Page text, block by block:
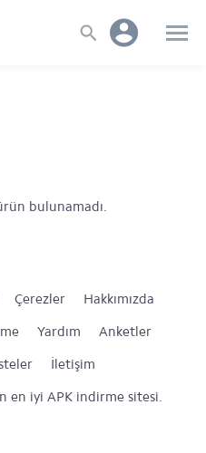
bulunamadı.
Çerezler
Hakkımızda
Yardım
Anketler
İletişim
en iyi APK indirme sitesi.